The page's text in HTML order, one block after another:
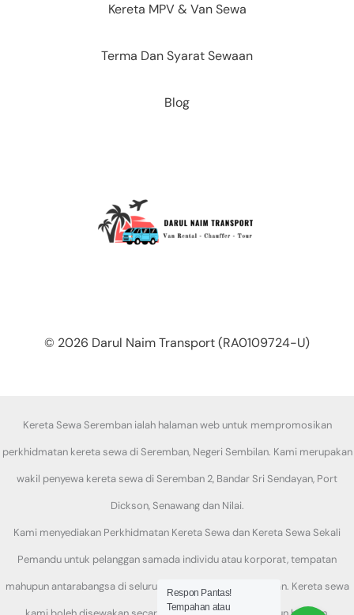
Kereta MPV & Van Sewa
Terma Dan Syarat Sewaan
Blog
© 2026 Darul Naim Transport (RA0109724-U)
Kereta Sewa Seremban ialah halaman web untuk mempromosikan
perkhidmatan kereta sewa di Seremban, Negeri Sembilan. Kami merupakan
wakil penyewa kereta sewa di Seremban 2, Bandar Sri Sendayan, Port
Dickson, Senawang dan Nilai.
Kami menyediakan Perkhidmatan Kereta Sewa dan Kereta Sewa Sekali
Pemandu untuk pelanggan samada individu atau korporat, tempatan
mahupun antarabangsa di seluruh daerah di Negeri Sembilan. Kereta sewa
Respon Pantas!
Tempahan atau